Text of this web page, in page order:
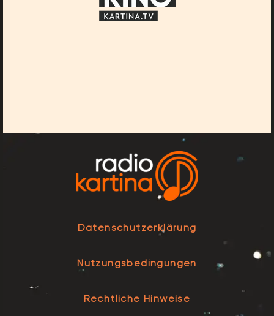
Datenschutzerklärung
Nutzungsbedingungen
Rechtliche Hinweise